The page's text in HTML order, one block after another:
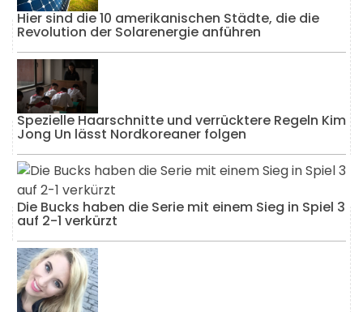
Hier sind die 10 amerikanischen Städte, die die
Revolution der Solarenergie anführen
Spezielle Haarschnitte und verrücktere Regeln Kim
Jong Un lässt Nordkoreaner folgen
Die Bucks haben die Serie mit einem Sieg in Spiel 3
auf 2-1 verkürzt